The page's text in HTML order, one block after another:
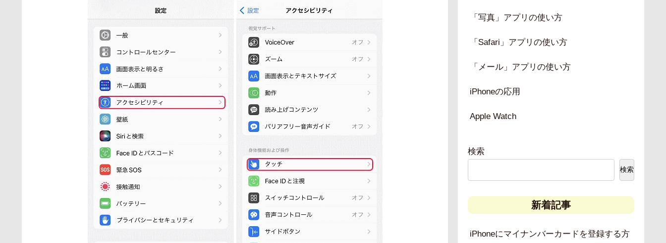
「写真」アプリの使い方
「Safari」アプリの使い方
「メール」アプリの使い方
iPhoneの応用
Apple Watch
検索
検索
新着記事
iPhoneにマイナンバーカードを登録する方